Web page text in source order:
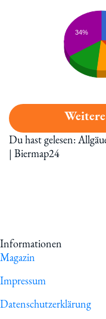
34%
Du hast gelesen:
| Biermap24
Informationen
Magazin
Impressum
Datenschutzerklärung